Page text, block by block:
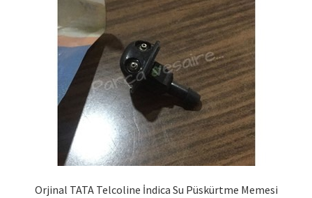
Orjinal TATA Telcoline İndica Su Püskürtme Memesi